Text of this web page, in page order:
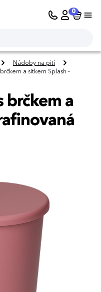
0
Nádoby na pití
a sítkem Splash -
brčkem a